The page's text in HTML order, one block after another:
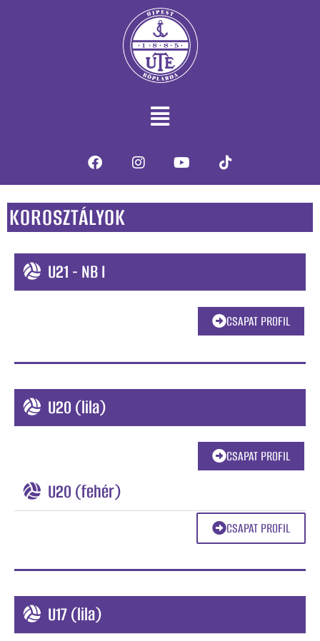
Utánpótlás
KOROSZTÁLYOK
U21 - NB I
CSAPAT PROFIL
U20 (lila)
CSAPAT PROFIL
U20 (fehér)
CSAPAT PROFIL
U17 (lila)